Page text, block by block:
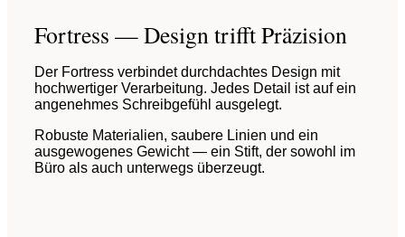
Fortress — Design trifft Präzision
Der Fortress verbindet durchdachtes Design mit
hochwertiger Verarbeitung. Jedes Detail ist auf ein
angenehmes Schreibgefühl ausgelegt.
Robuste Materialien, saubere Linien und ein
ausgewogenes Gewicht — ein Stift, der sowohl im
Büro als auch unterwegs überzeugt.